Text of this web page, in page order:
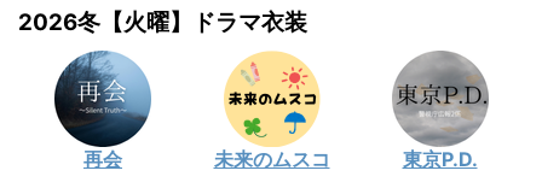
2026冬【火曜】ドラマ衣装
再会 未来のムスコ 東京P.D.